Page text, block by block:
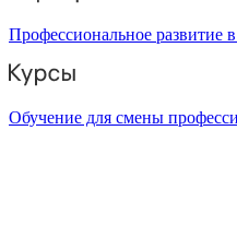
Профессиональное развитие
Обучение для смены